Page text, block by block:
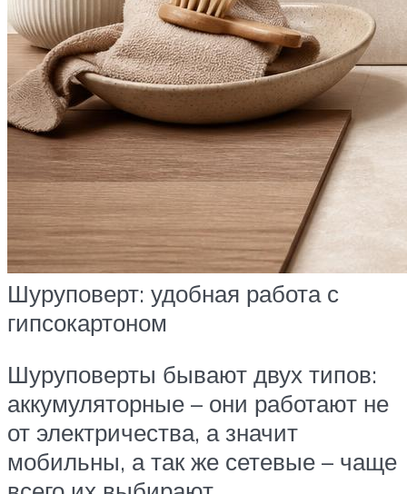
Шуруповерт: удобная работа с
гипсокартоном
Шуруповерты бывают двух типов:
аккумуляторные – они работают не
от электричества, а значит
мобильны, а так же сетевые – чаще